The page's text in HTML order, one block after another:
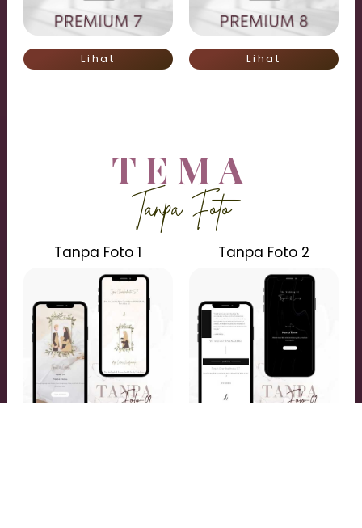
Lihat Lihat
TEMA
Tanpa Foto
Tanpa Foto 1 Tanpa Foto 2